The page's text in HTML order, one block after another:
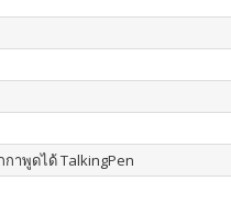
าพูดได้ TalkingPen